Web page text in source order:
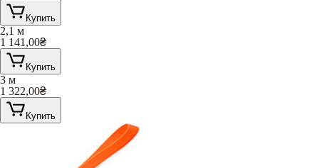
Купить
2,1 м
1 141,00₴
Купить
3 м
1 322,00₴
Купить